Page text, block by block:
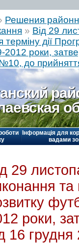
Решения
» Від 29
дії
роки,
до
Інформація для
вадами
29
та
роки,
16